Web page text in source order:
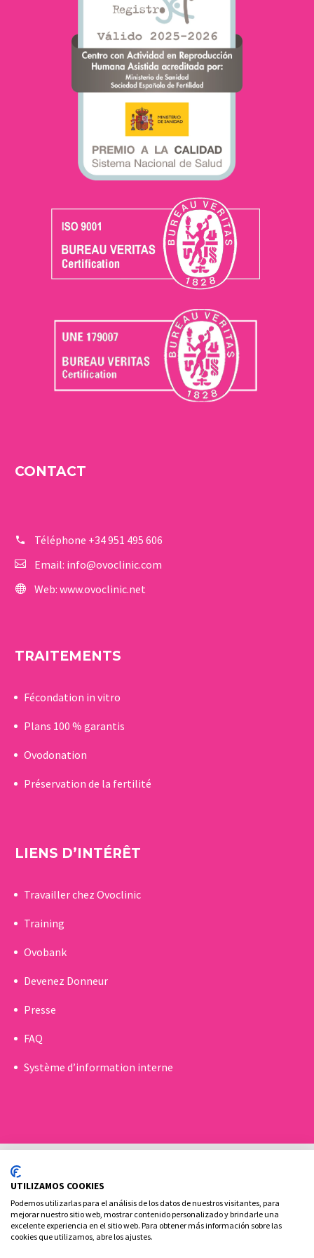
CONTACT
Téléphone +34 951 495 606
Email: info@ovoclinic.com
Web: www.ovoclinic.net
TRAITEMENTS
Fécondation in vitro
Plans 100 % garantis
Ovodonation
Préservation de la fertilité
LIENS D’INTÉRÊT
Travailler chez Ovoclinic
Training
Ovobank
Devenez Donneur
Presse
FAQ
Système d’information interne
Politique de Cookies
Politique de confidentialité
UTILIZAMOS COOKIES
Podemos utilizarlas para el análisis de los datos de nuestros visitantes, para
mejorar nuestro sitio web, mostrar contenido personalizado y brindarle una
excelente experiencia en el sitio web. Para obtener más información sobre las
cookies que utilizamos, abre los ajustes.